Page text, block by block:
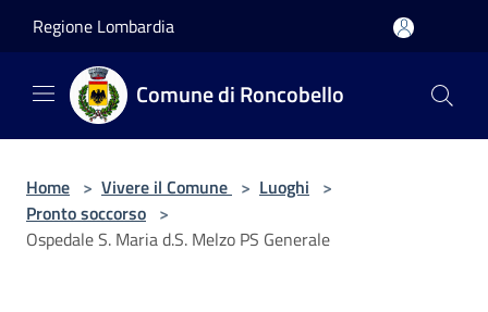
Regione Lombardia
Comune di Roncobello
Home > Vivere il Comune > Luoghi >
Pronto soccorso >
Ospedale S. Maria d.S. Melzo PS Generale